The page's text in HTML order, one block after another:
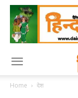
Home देश